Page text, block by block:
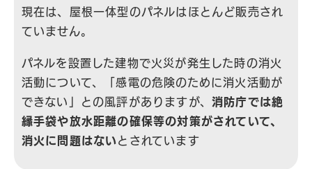
現在は、屋根一体型のパネルはほとんど販売され
ていません。
パネルを設置した建物で火災が発生した時の消火
活動について、「感電の危険のために消火活動が
できない」との風評がありますが、 消防庁では絶
縁手袋や放水距離の確保等の対策がされていて、
消火に問題はないとされています